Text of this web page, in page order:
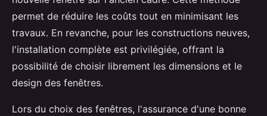
permet de réduire les coûts tout en minimisant les
travaux. En revanche, pour les constructions neuves,
l'installation complète est privilégiée, offrant la
possibilité de choisir librement les dimensions et le
design des fenêtres.
Lors du choix des fenêtres, l'assurance d'une bonne